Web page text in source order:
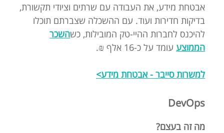
אבטחת מידע, את העבודה עם שרתים וציודי תקשורת,
בדיקות חדירות ועוד. עם ההשכלה שצברתם תוכלו
להיכנס לחברות ההיי-טק המובילות, כשהשכר
הממוצע עומד על כ-16 אלף ₪.
למשרות סייבר - אבטחת מידע>
DevOps
מה זה בעצם?